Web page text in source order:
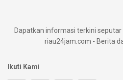
Dapatkan informasi terkini seputar
riau24jam.com - Berita
Ikuti Kami